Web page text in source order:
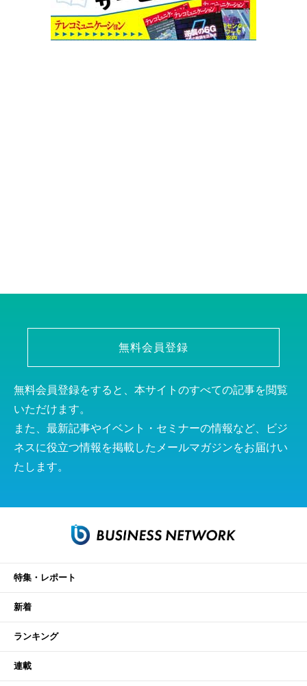
無料会員登録
無料会員登録をすると、本サイトのすべての記事を閲覧
いただけます。
また、最新記事やイベント・セミナーの情報など、ビジ
ネスに役立つ情報を掲載したメールマガジンをお届けい
たします。
特集・レポート
新着
ランキング
連載